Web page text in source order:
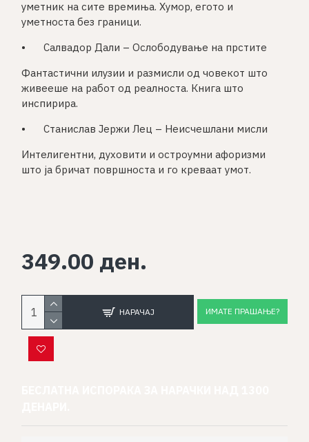
уметник на сите времиња. Хумор, егото и
уметноста без граници.
•
Салвадор Дали – Ослободување на прстите
Фантастични илузии и размисли од човекот што
живееше на работ од реалноста. Книга што
инспирира.
•
Станислав Јержи Лец – Неисчешлани мисли
Интелигентни, духовити и остроумни афоризми
што ја бричат површноста и го креваат умот.
349.00 ден.
НАРАЧАЈ ИМАТЕ ПРАШАЊЕ?